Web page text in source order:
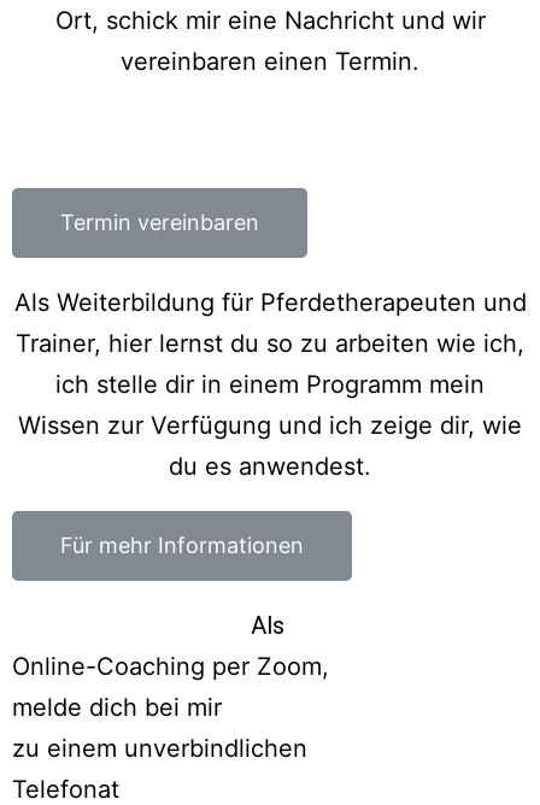
Ort, schick mir eine Nachricht und wir
vereinbaren einen Termin.
Termin vereinbaren
Als Weiterbildung für Pferdetherapeuten und
Trainer, hier lernst du so zu arbeiten wie ich,
ich stelle dir in einem Programm mein
Wissen zur Verfügung und ich zeige dir, wie
du es anwendest.
Für mehr Informationen
Als
Online-Coaching per Zoom,
melde dich bei mir
zu einem unverbindlichen
Telefonat